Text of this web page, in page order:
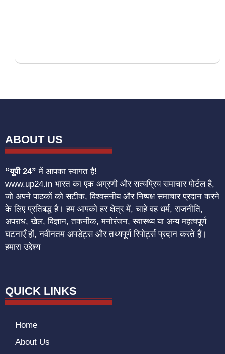
ABOUT US
“यूपी 24” में आपका स्वागत है!
www.up24.in भारत का एक अग्रणी और सत्यप्रिय समाचार पोर्टल है,
जो अपने पाठकों को सटीक, विश्वसनीय और निष्पक्ष समाचार प्रदान करने
के लिए प्रतिबद्ध है। हम आपको हर क्षेत्र में, चाहे वह धर्म, राजनीति,
अपराध, खेल, विज्ञान, तकनीक, मनोरंजन, स्वास्थ्य या अन्य महत्वपूर्ण
घटनाएँ हों, नवीनतम अपडेट्स और तथ्यपूर्ण रिपोर्ट्स प्रदान करते हैं।
हमारा उद्देश्य
QUICK LINKS
Home
About Us